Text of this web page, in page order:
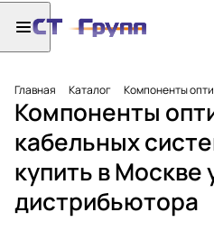
Главная Каталог Компоненты
Компоненты
кабельных
купить в Москве
дистрибьютора